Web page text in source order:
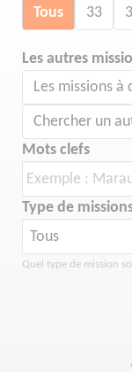
Tous 33
Les autres
Les missions à
Chercher un
Mots clefs
Type de
Quel type de mission